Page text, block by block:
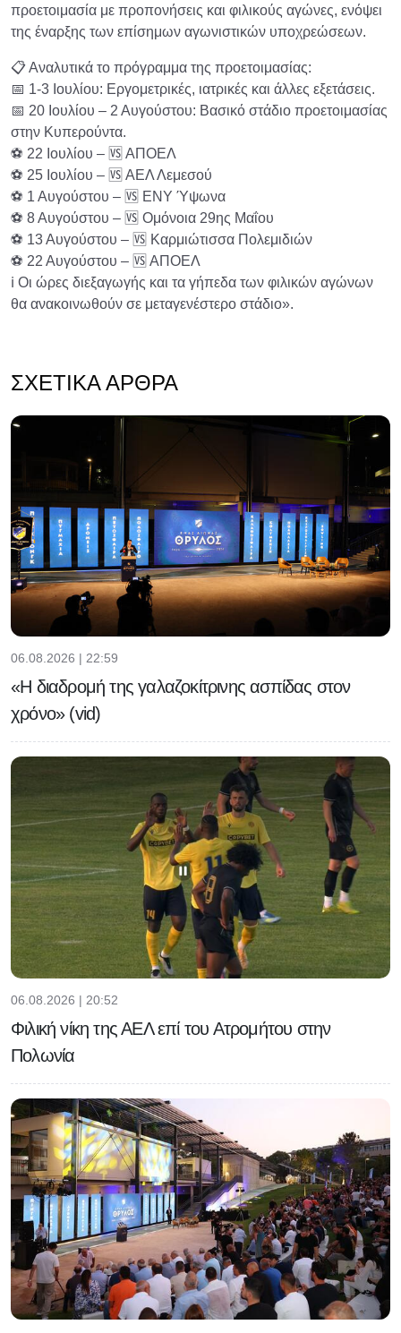
προετοιμασία με προπονήσεις και φιλικούς αγώνες, ενόψει
της έναρξης των επίσημων αγωνιστικών υποχρεώσεων.
📋 Αναλυτικά το πρόγραμμα της προετοιμασίας:
📅 1-3 Ιουλίου: Εργομετρικές, ιατρικές και άλλες εξετάσεις.
📅 20 Ιουλίου – 2 Αυγούστου: Βασικό στάδιο προετοιμασίας
στην Κυπερούντα.
⚽ 22 Ιουλίου – 🆚 ΑΠΟΕΛ
⚽ 25 Ιουλίου – 🆚 ΑΕΛ Λεμεσού
⚽ 1 Αυγούστου – 🆚 ΕΝΥ Ύψωνα
⚽ 8 Αυγούστου – 🆚 Ομόνοια 29ης Μαΐου
⚽ 13 Αυγούστου – 🆚 Καρμιώτισσα Πολεμιδιών
⚽ 22 Αυγούστου – 🆚 ΑΠΟΕΛ
ℹ️ Οι ώρες διεξαγωγής και τα γήπεδα των φιλικών αγώνων
θα ανακοινωθούν σε μεταγενέστερο στάδιο».
ΣΧΕΤΙΚΆ ΆΡΘΡΑ
06.08.2026 | 22:59
«Η διαδρομή της γαλαζοκίτρινης ασπίδας στον
χρόνο» (vid)
06.08.2026 | 20:52
Φιλική νίκη της ΑΕΛ επί του Ατρομήτου στην
Πολωνία